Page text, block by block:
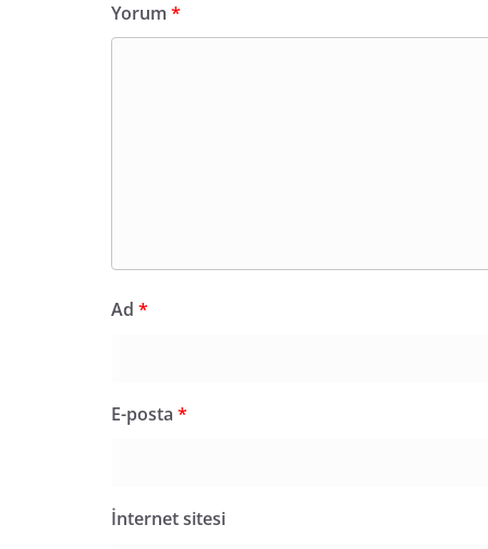
Yorum *
Ad *
E-posta *
İnternet sitesi